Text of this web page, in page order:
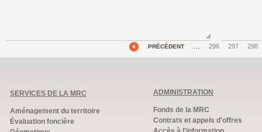
PRÉCÉDENT … 296 297 298
SERVICES DE LA MRC
Aménagement du territoire
Évaluation foncière
ADMINISTRATION
Fonds de la MRC
Contrats et appels d'offres